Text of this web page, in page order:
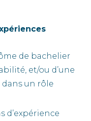
de bachelier
et/ou d’une
un rôle
d’expérience